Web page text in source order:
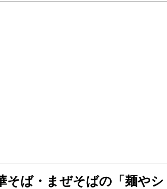
そば・まぜそばの「麺やシ